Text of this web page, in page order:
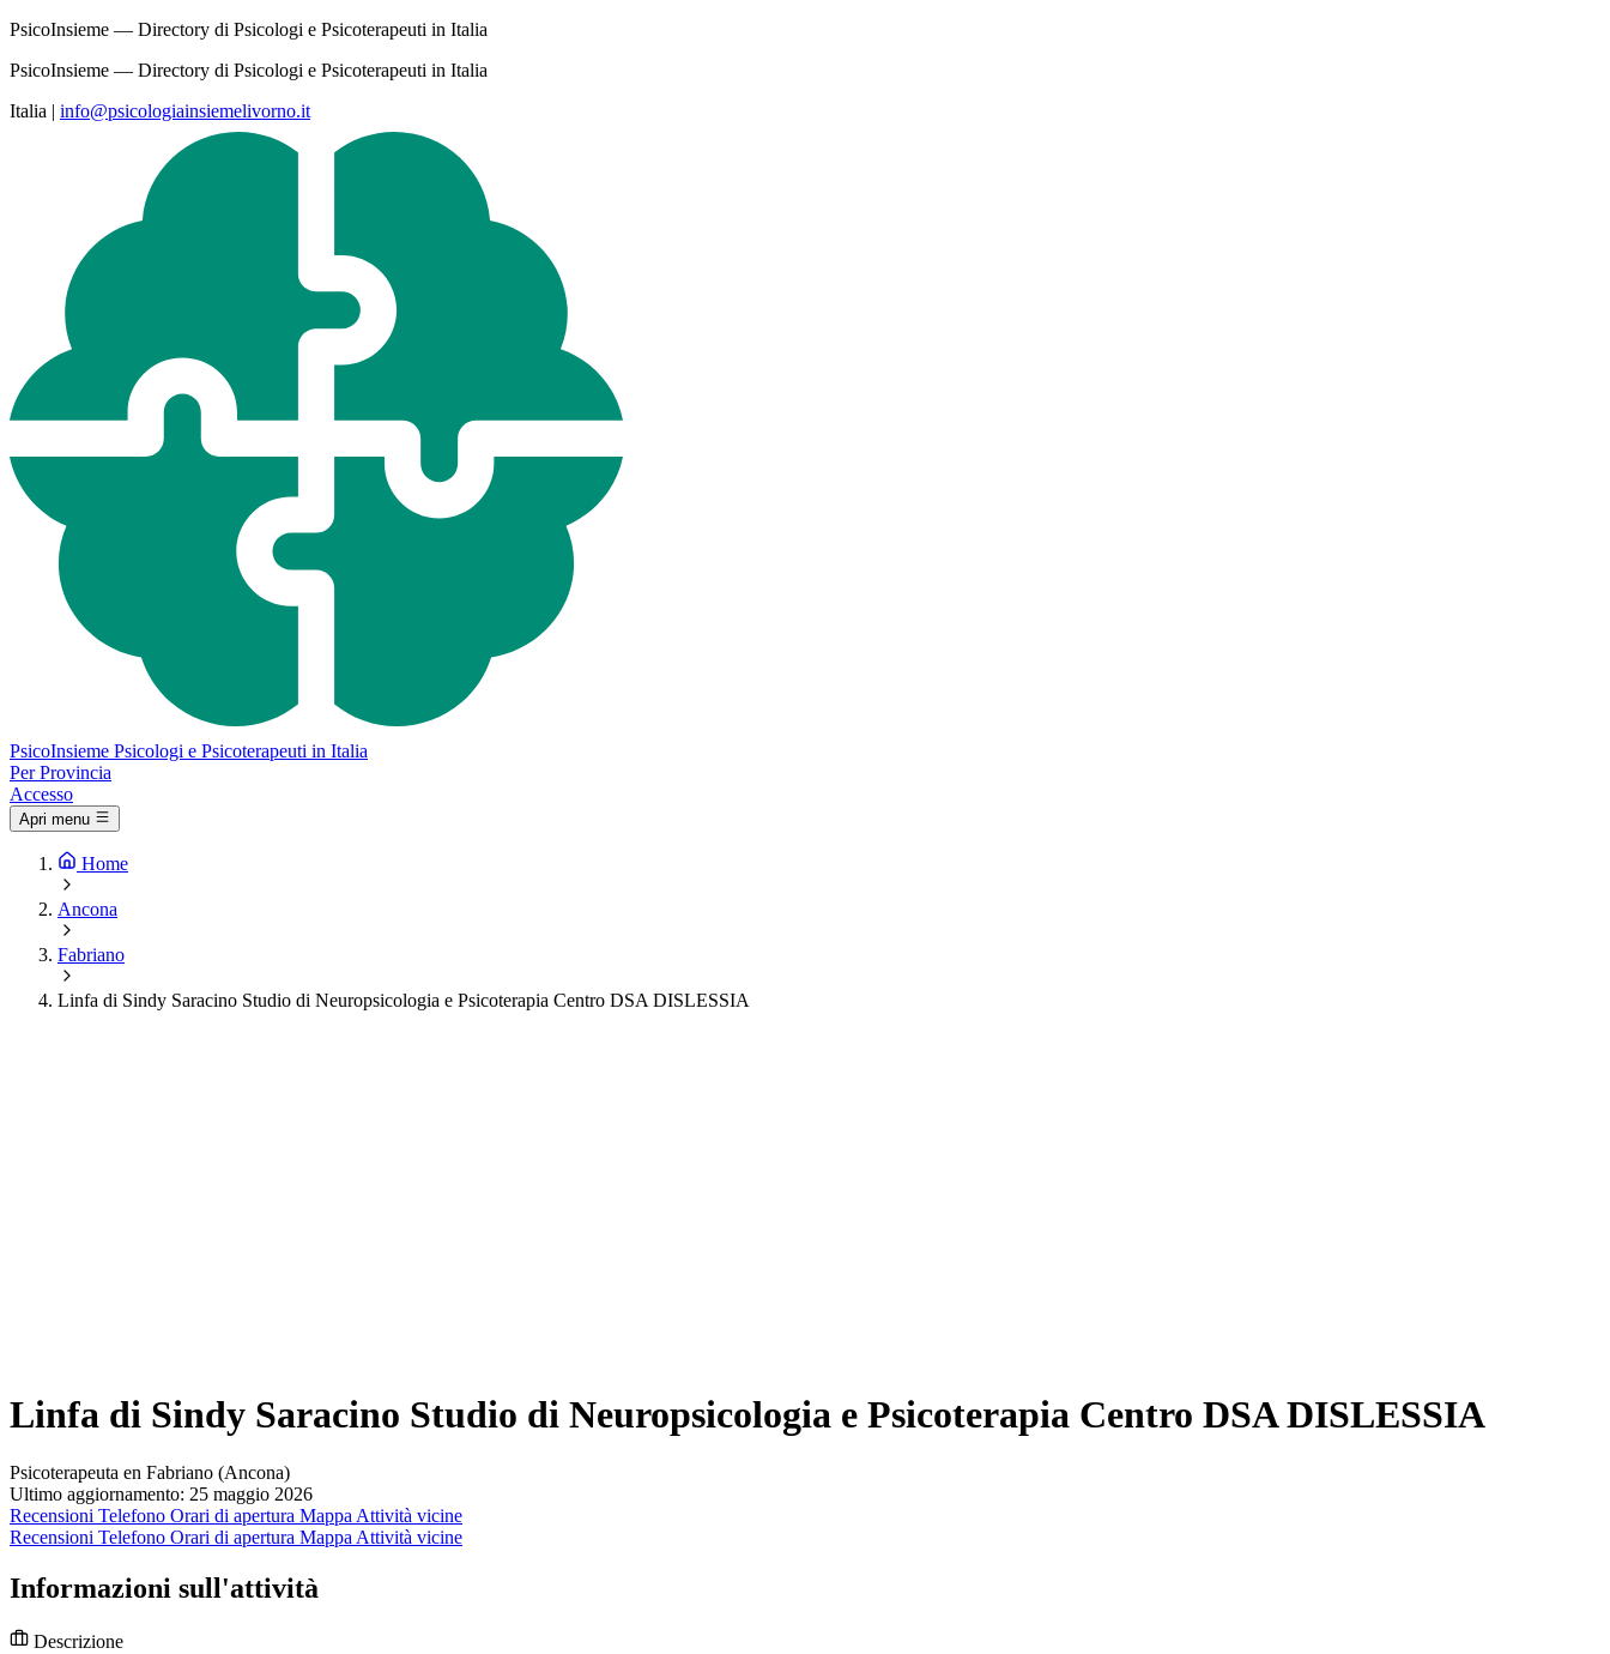
PsicoInsieme — Directory di Psicologi e Psicoterapeuti in Italia
PsicoInsieme — Directory di Psicologi e Psicoterapeuti in Italia
Italia | info@psicologiainsiemelivorno.it
PsicoInsieme Psicologi e Psicoterapeuti in Italia
Per Provincia
Accesso
Apri menu
Home
Ancona
Fabriano
Linfa di Sindy Saracino Studio di Neuropsicologia e Psicoterapia Centro DSA DISLESSIA
Linfa di Sindy Saracino Studio di Neuropsicologia e Psicoterapia Centro DSA DISLESSIA
Psicoterapeuta en Fabriano (Ancona)
Ultimo aggiornamento: 25 maggio 2026
Recensioni Telefono Orari di apertura Mappa Attività vicine
Recensioni Telefono Orari di apertura Mappa Attività vicine
Informazioni sull'attività
Descrizione